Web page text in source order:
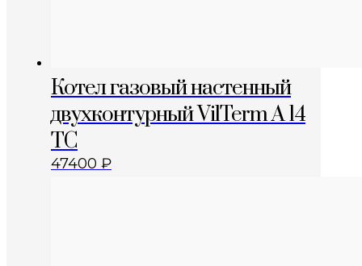
Котел газовый настенный
двухконтурный VilTerm A 14
TC
47400 ₽